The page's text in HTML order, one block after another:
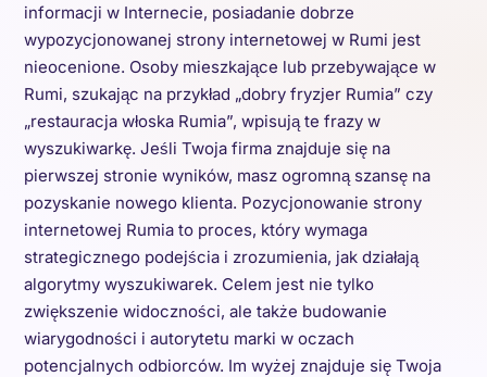
informacji w Internecie, posiadanie dobrze
wypozycjonowanej strony internetowej w Rumi jest
nieocenione. Osoby mieszkające lub przebywające w
Rumi, szukając na przykład „dobry fryzjer Rumia” czy
„restauracja włoska Rumia”, wpisują te frazy w
wyszukiwarkę. Jeśli Twoja firma znajduje się na
pierwszej stronie wyników, masz ogromną szansę na
pozyskanie nowego klienta. Pozycjonowanie strony
internetowej Rumia to proces, który wymaga
strategicznego podejścia i zrozumienia, jak działają
algorytmy wyszukiwarek. Celem jest nie tylko
zwiększenie widoczności, ale także budowanie
wiarygodności i autorytetu marki w oczach
potencjalnych odbiorców. Im wyżej znajduje się Twoja